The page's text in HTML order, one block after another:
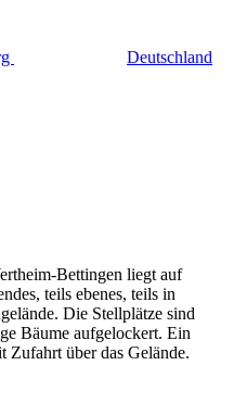
Deutschland
Bettingen liegt auf
teils ebenes, teils in
Die Stellplätze sind
Bäume aufgelockert. Ein
Zufahrt über das Gelände.